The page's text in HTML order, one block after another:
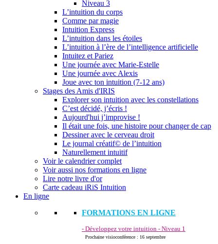
Niveau 3
L’intuition du corps
Comme par magie
Intuition Express
L’intuition dans les étoiles
L’intuition à l’ère de l’intelligence artificielle
Intuitez et Pariez
Une journée avec Marie-Estelle
Une journée avec Alexis
Joue avec ton intuition (7-12 ans)
Stages des Amis d'IRIS
Explorer son intuition avec les constellations
C’est décidé, j’écris !
Aujourd'hui j’improvise !
Il était une fois, une histoire pour changer de cap
Dessiner avec le cerveau droit
Le journal créatif© de l’intuition
Naturellement intuitif
Voir le calendrier complet
Voir aussi nos formations en ligne
Lire notre livre d'or
Carte cadeau iRiS Intuition
En ligne
FORMATIONS EN LIGNE
- Développez votre intuition - Niveau 1
Prochaine visioconférence : 16 septembre